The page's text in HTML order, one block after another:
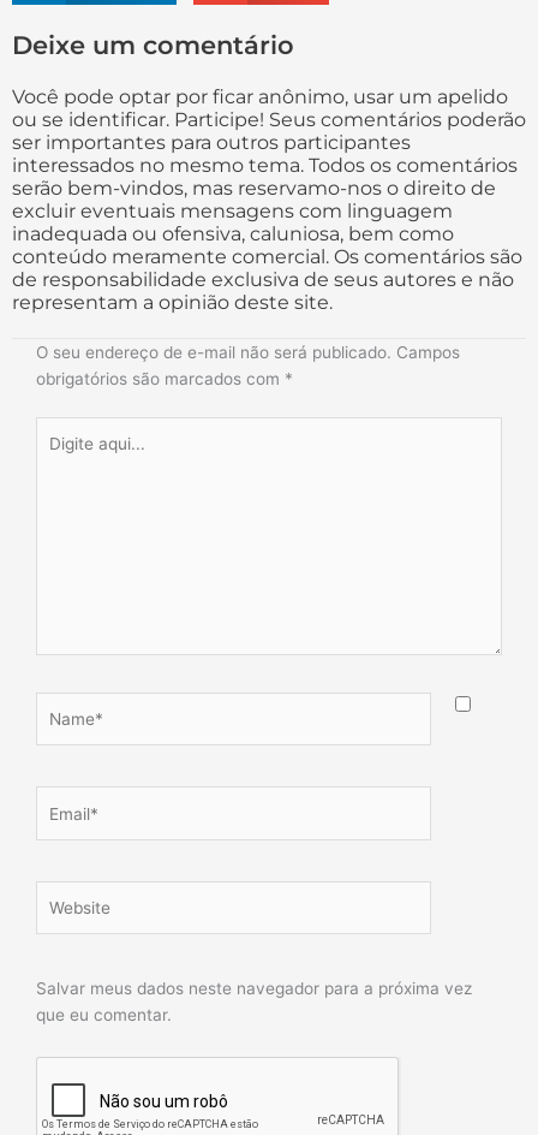
Deixe um comentário
Você pode optar por ficar anônimo, usar um apelido
ou se identificar. Participe! Seus comentários poderão
ser importantes para outros participantes
interessados no mesmo tema. Todos os comentários
serão bem-vindos, mas reservamo-nos o direito de
excluir eventuais mensagens com linguagem
inadequada ou ofensiva, caluniosa, bem como
conteúdo meramente comercial. Os comentários são
de responsabilidade exclusiva de seus autores e não
representam a opinião deste site.
O seu endereço de e-mail não será publicado. Campos
obrigatórios são marcados com *
aqui...
Salvar meus dados neste navegador para a próxima vez
que eu comentar.